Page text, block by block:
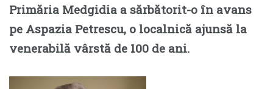
Primăria Medgidia a sărbătorit-o în avans
pe Aspazia Petrescu, o localnică ajunsă la
venerabilă vârstă de 100 de ani.